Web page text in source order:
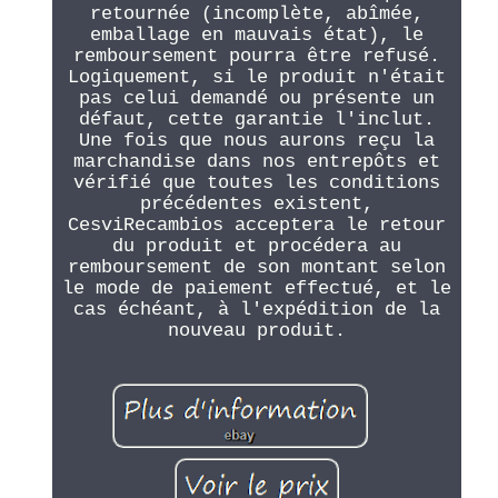
retournée (incomplète, abîmée,
emballage en mauvais état), le
remboursement pourra être refusé.
Logiquement, si le produit n'était
pas celui demandé ou présente un
défaut, cette garantie l'inclut.
Une fois que nous aurons reçu la
marchandise dans nos entrepôts et
vérifié que toutes les conditions
précédentes existent,
CesviRecambios acceptera le retour
du produit et procédera au
remboursement de son montant selon
le mode de paiement effectué, et le
cas échéant, à l'expédition de la
nouveau produit.